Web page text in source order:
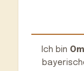
Ich bin